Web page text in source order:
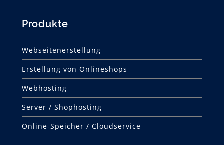
Produkte
Webseitenerstellung
Erstellung von Onlineshops
Webhosting
Server / Shophosting
Online-Speicher / Cloudservice